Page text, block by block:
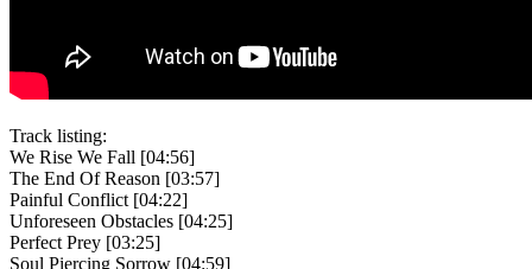
Track listing:
We Rise We Fall [04:56]
The End Of Reason [03:57]
Painful Conflict [04:22]
Unforeseen Obstacles [04:25]
Perfect Prey [03:25]
Soul Piercing Sorrow [04:59]